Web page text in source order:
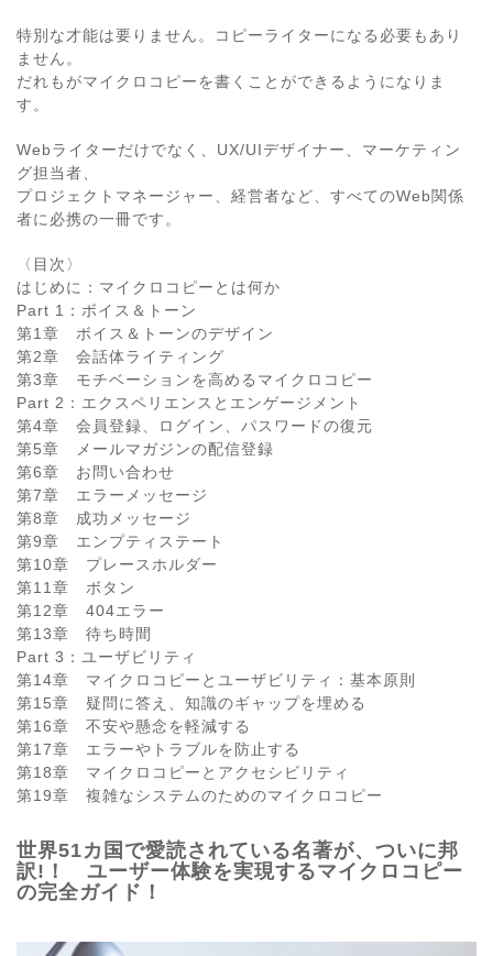
特別な才能は要りません。コピーライターになる必要もあり
ません。
だれもがマイクロコピーを書くことができるようになりま
す。
Webライターだけでなく、UX/UIデザイナー、マーケティン
グ担当者、
プロジェクトマネージャー、経営者など、すべてのWeb関係
者に必携の一冊です。
〈目次〉
はじめに：マイクロコピーとは何か
Part 1：ボイス＆トーン
第1章 ボイス＆トーンのデザイン
第2章 会話体ライティング
第3章 モチベーションを高めるマイクロコピー
Part 2：エクスペリエンスとエンゲージメント
第4章 会員登録、ログイン、パスワードの復元
第5章 メールマガジンの配信登録
第6章 お問い合わせ
第7章 エラーメッセージ
第8章 成功メッセージ
第9章 エンプティステート
第10章 プレースホルダー
第11章 ボタン
第12章 404エラー
第13章 待ち時間
Part 3：ユーザビリティ
第14章 マイクロコピーとユーザビリティ：基本原則
第15章 疑問に答え、知識のギャップを埋める
第16章 不安や懸念を軽減する
第17章 エラーやトラブルを防止する
第18章 マイクロコピーとアクセシビリティ
第19章 複雑なシステムのためのマイクロコピー
世界51カ国で愛読されている名著が、ついに邦
訳!！ ユーザー体験を実現するマイクロコピー
の完全ガイド！